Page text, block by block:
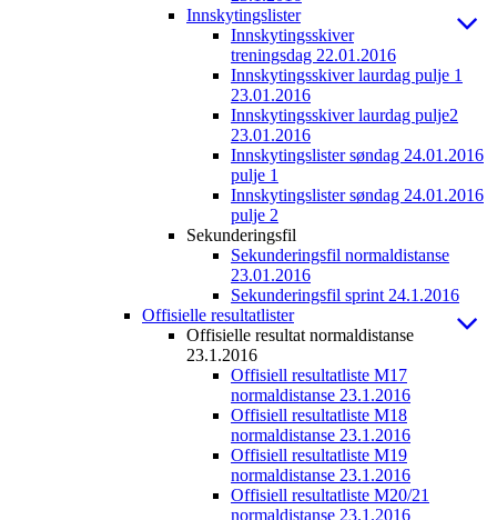
Innskytingslister
Innskytingsskiver
treningsdag 22.01.2016
Innskytingsskiver laurdag pulje 1
23.01.2016
Innskytingsskiver laurdag pulje2
23.01.2016
Innskytingslister søndag 24.01.2016
pulje 1
Innskytingslister søndag 24.01.2016
pulje 2
Sekunderingsfil
Sekunderingsfil normaldistanse
23.01.2016
Sekunderingsfil sprint 24.1.2016
Offisielle resultatlister
Offisielle resultat normaldistanse
23.1.2016
Offisiell resultatliste M17
normaldistanse 23.1.2016
Offisiell resultatliste M18
normaldistanse 23.1.2016
Offisiell resultatliste M19
normaldistanse 23.1.2016
Offisiell resultatliste M20/21
normaldistanse 23.1.2016